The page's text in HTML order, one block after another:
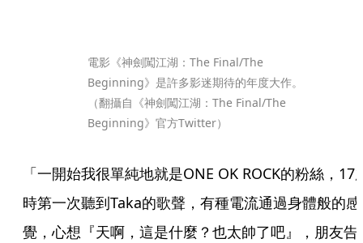
電影《神劍闖江湖：The Final/The
Beginning》是許多影迷期待的年度大作。
（翻攝自《神劍闖江湖：The Final/The
Beginning》官方Twitter）
「一開始我很單純地就是ONE OK ROCK的粉絲，17
時第一次聽到Taka的歌聲，有種電流通過身體般的感
覺，心想『天啊，這是什麼？也太帥了吧』，朋友告